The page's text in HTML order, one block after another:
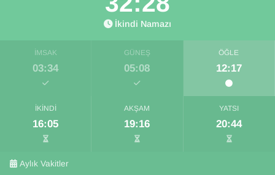
İkindi Namazı
İMSAK
03:34
GÜNEŞ
05:08
ÖĞLE
12:17
İKINDI
16:05
AKŞAM
19:16
YATSI
20:44
Aylık Vakitler